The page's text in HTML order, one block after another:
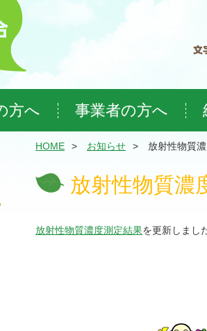
方へ 事業者の方へ
HOME お知らせ 放射性物質
放射性物質濃
放射性物質濃度測定結果を更新しまし